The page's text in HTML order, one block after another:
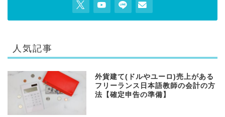
人気記事
外貨建て(ドルやユーロ)売上がある
フリーランス日本語教師の会計の方
法【確定申告の準備】